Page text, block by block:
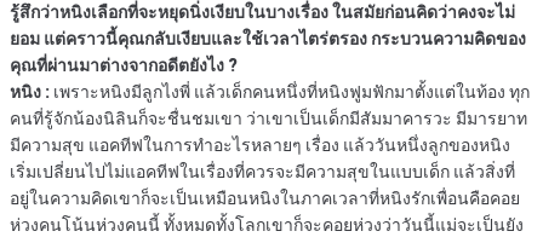
รู้สึกว่าหนิงเลือกที่จะหยุดนิ่งเงียบในบางเรื่อง ในสมัยก่อนคิดว่าคงจะไม่
ยอม แต่คราวนี้คุณกลับเงียบและใช้เวลาไตร่ตรอง กระบวนความคิดของ
คุณที่ผ่านมาต่างจากอดีตยังไง ?
หนิง : เพราะหนิงมีลูกไงพี่ แล้วเด็กคนหนึ่งที่หนิงฟูมฟักมาตั้งแต่ในท้อง ทุก
คนที่รู้จักน้องนิลินก็จะชื่นชมเขา ว่าเขาเป็นเด็กมีสัมมาคารวะ มีมารยาท
มีความสุข แอคทีฟในการทำอะไรหลายๆ เรื่อง แล้ววันหนึ่งลูกของหนิง
เริ่มเปลี่ยนไปไม่แอคทีฟในเรื่องที่ควรจะมีความสุขในแบบเด็ก แล้วสิ่งที่
อยู่ในความคิดเขาก็จะเป็นเหมือนหนิงในภาคเวลาที่หนิงรักเพื่อนคือคอย
ห่วงคนโน้นห่วงคนนี้ ทั้งหมดทั้งโลกเขาก็จะคอยห่วงว่าวันนี้แม่จะเป็นยัง